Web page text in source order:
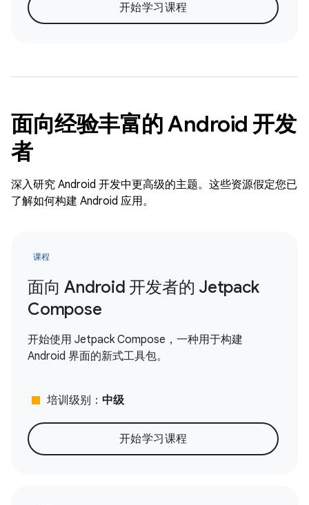
开始学习课程
面向经验丰富的 Android 开发
者
深入研究 Android 开发中更高级的主题。这些资源假定您已
了解如何构建 Android 应用。
课程
面向 Android 开发者的 Jetpack
Compose
开始使用 Jetpack Compose，一种用于构建
Android 界面的新式工具包。
stop 培训级别： 中级
开始学习课程